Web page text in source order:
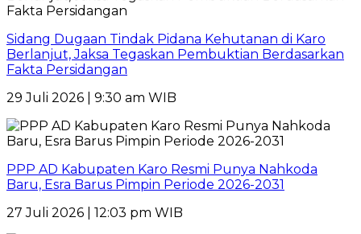
Sidang Dugaan Tindak Pidana Kehutanan di Karo
Berlanjut, Jaksa Tegaskan Pembuktian Berdasarkan
Fakta Persidangan
29 Juli 2026 | 9:30 am WIB
PPP AD Kabupaten Karo Resmi Punya Nahkoda
Baru, Esra Barus Pimpin Periode 2026-2031
27 Juli 2026 | 12:03 pm WIB